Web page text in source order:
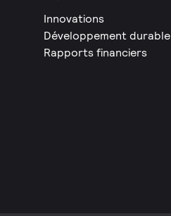
Innovations
Développement durable
Rapports financiers